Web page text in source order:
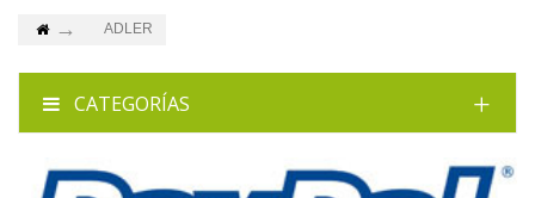
ADLER
CATEGORÍAS